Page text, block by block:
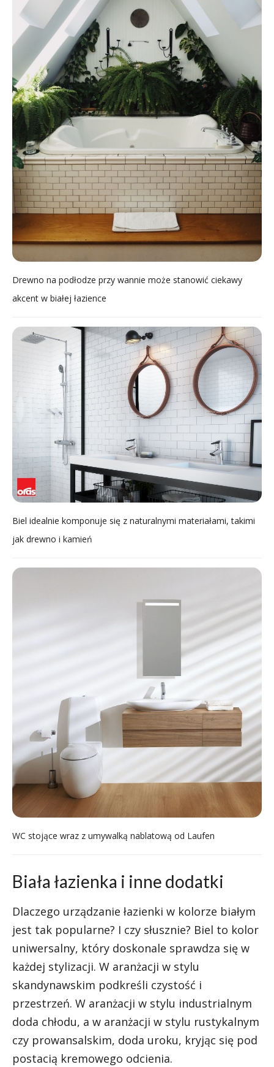
Drewno na podłodze przy wannie może stanowić ciekawy
akcent w białej łazience
Biel idealnie komponuje się z naturalnymi materiałami, takimi
jak drewno i kamień
WC stojące wraz z umywalką nablatową od Laufen
Biała łazienka i inne dodatki
Dlaczego urządzanie łazienki w kolorze białym
jest tak popularne? I czy słusznie? Biel to kolor
uniwersalny, który doskonale sprawdza się w
każdej stylizacji. W aranżacji w stylu
skandynawskim podkreśli czystość i
przestrzeń. W aranżacji w stylu industrialnym
doda chłodu, a w aranżacji w stylu rustykalnym
czy prowansalskim, doda uroku, kryjąc się pod
postacią kremowego odcienia.